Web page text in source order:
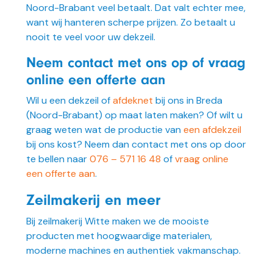
Noord-Brabant veel betaalt. Dat valt echter mee,
want wij hanteren scherpe prijzen. Zo betaalt u
nooit te veel voor uw dekzeil.
Neem contact met ons op of vraag
online een offerte aan
Wil u een dekzeil ofafdeknet bij ons in Breda
(Noord-Brabant) op maat laten maken? Of wilt u
graag weten wat de productie van een afdekzeil
bij ons kost? Neem dan contact met ons op door
te bellen naar076 – 571 16 48 ofvraag online
een offerte aan.
Zeilmakerij en meer
Bij zeilmakerij Witte maken we de mooiste
producten met hoogwaardige materialen,
moderne machines en authentiek vakmanschap.